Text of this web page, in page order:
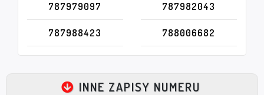
787979097 787982043
787988423 788006682
INNE ZAPISY NUMERU